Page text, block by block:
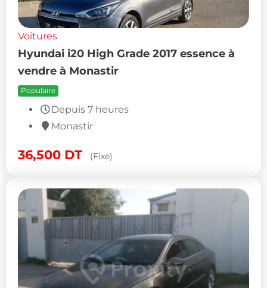
Voitures
Hyundai i20 High Grade 2017 essence à
vendre à Monastir
Populaire
Depuis 7 heures
Monastir
36,500 DT (Fixe)